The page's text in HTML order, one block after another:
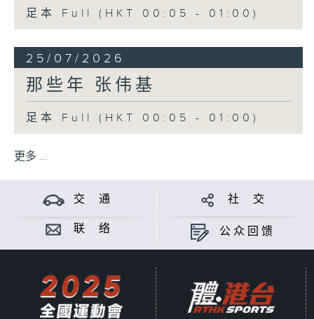
足本 Full (HKT 00:05 - 01:00)
25/07/2026
那些年 张伟基
足本 Full (HKT 00:05 - 01:00)
更多 ...
交 通 社 交
联 络 公众回馈